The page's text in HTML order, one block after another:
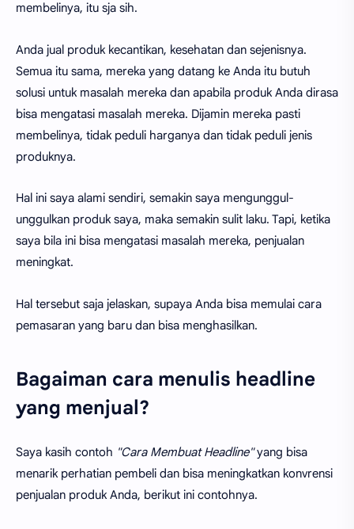
membelinya, itu sja sih.
Anda jual produk kecantikan, kesehatan dan sejenisnya.
Semua itu sama, mereka yang datang ke Anda itu butuh
solusi untuk masalah mereka dan apabila produk Anda dirasa
bisa mengatasi masalah mereka. Dijamin mereka pasti
membelinya, tidak peduli harganya dan tidak peduli jenis
produknya.
Hal ini saya alami sendiri, semakin saya mengunggul-
unggulkan produk saya, maka semakin sulit laku. Tapi, ketika
saya bila ini bisa mengatasi masalah mereka, penjualan
meningkat.
Hal tersebut saja jelaskan, supaya Anda bisa memulai cara
pemasaran yang baru dan bisa menghasilkan.
Bagaiman cara menulis headline
yang menjual?
Saya kasih contoh "Cara Membuat Headline"yang bisa
menarik perhatian pembeli dan bisa meningkatkan konvrensi
penjualan produk Anda, berikut ini contohnya.